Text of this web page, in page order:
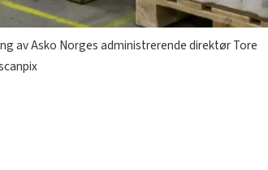
av Asko Norges administrerende direktør Tore